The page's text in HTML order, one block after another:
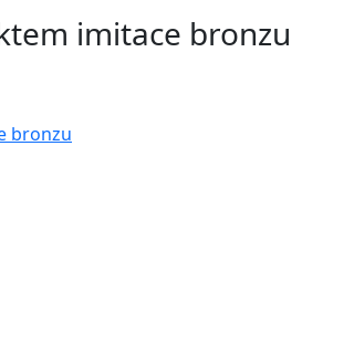
imitace bronzu